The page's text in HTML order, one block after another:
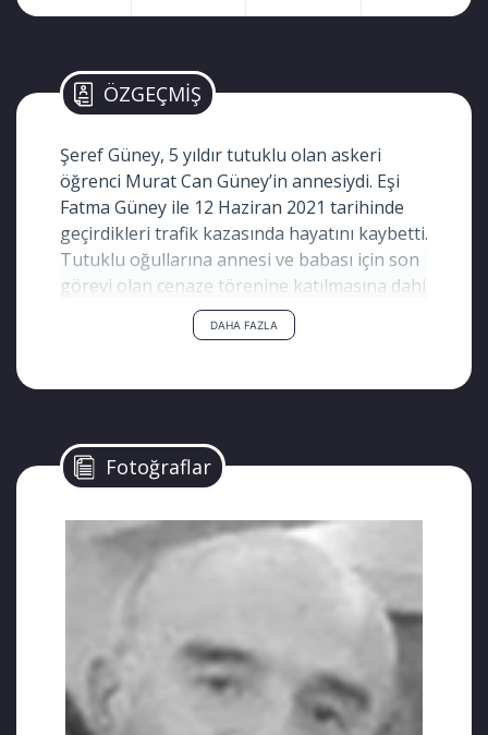
ÖZGEÇMİŞ
Şeref Güney, 5 yıldır tutuklu olan askeri
öğrenci Murat Can Güney’in annesiydi. Eşi
Fatma Güney ile 12 Haziran 2021 tarihinde
geçirdikleri trafik kazasında hayatını kaybetti.
Tutuklu oğullarına annesi ve babası için son
görevi olan cenaze törenine katılmasına dahi
Can Güney’in annesi ve babası geçirdikleri
annesi ve babası için son görevi olan cenaze
törenine katılmasına dahi izin verilmedi.
trafik kazasında sürücü Şeref Güney ile eşi
Fatma Güney ağır yaralandı. Güney çifti, 112
ekipleri tarafından ambulansla hastaneye
Hastanesinde, Şeref Güney ise Ordu Devlet
Hastanesinde hayatını kaybetti. Kaza, Ünye
Fatsa Karayolu‘nda meydana geldi. Edinilen
bilgiye göre, Şeref Güney yönetimindeki 55
DAHA FAZLA
Fotoğraflar